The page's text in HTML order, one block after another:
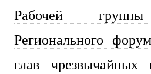
Рабочей группы
Регионального
глав чрезвычайных